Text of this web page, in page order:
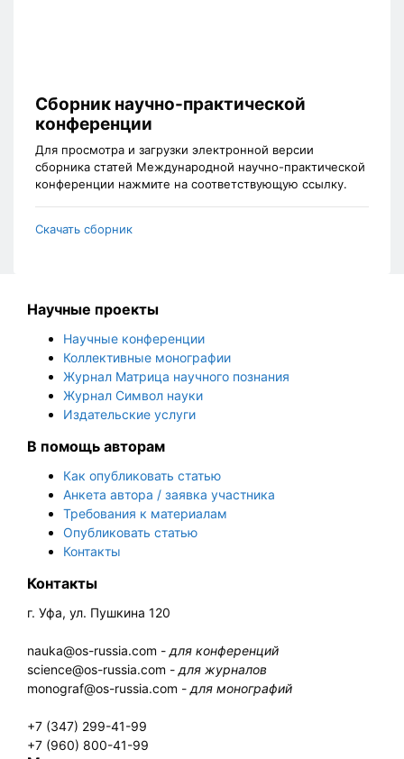
Сборник научно-практической
конференции
Для просмотра и загрузки электронной версии
сборника статей Международной научно-практической
конференции нажмите на соответствующую ссылку.
Скачать сборник
Научные проекты
Научные конференции
Коллективные монографии
Журнал Матрица научного познания
Журнал Символ науки
Издательские услуги
В помощь авторам
Как опубликовать статью
Анкета автора / заявка участника
Требования к материалам
Опубликовать статью
Контакты
Контакты
г. Уфа, ул. Пушкина 120
nauka@os-russia.com - для конференций
science@os-russia.com - для журналов
monograf@os-russia.com - для монографий
+7 (347) 299-41-99
+7 (960) 800-41-99